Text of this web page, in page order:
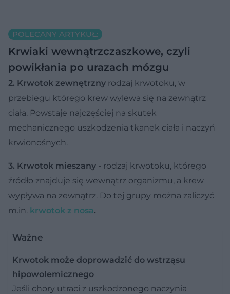
POLECANY ARTYKUŁ:
Krwiaki wewnątrzczaszkowe, czyli
powikłania po urazach mózgu
2. Krwotok zewnętrzny rodzaj krwotoku, w
przebiegu którego krew wylewa się na zewnątrz
ciała. Powstaje najczęściej na skutek
mechanicznego uszkodzenia tkanek ciała i naczyń
krwionośnych.
3. Krwotok mieszany - rodzaj krwotoku, którego
źródło znajduje się wewnątrz organizmu, a krew
wypływa na zewnątrz. Do tej grupy można zaliczyć
m.in. krwotok z nosa.
Ważne
Krwotok może doprowadzić do wstrząsu
hipowolemicznego
Jeśli chory utraci z uszkodzonego naczynia